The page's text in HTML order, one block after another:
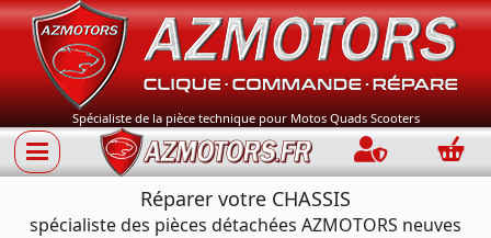
Spécialiste de la pièce technique pour Motos Quads Scooters
Connection
Réparer votre CHASSIS
spécialiste des pièces détachées AZMOTORS neuves